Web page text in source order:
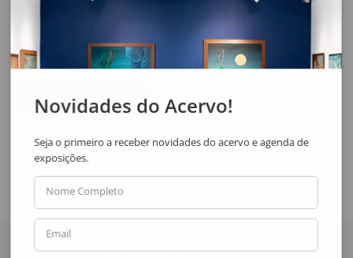
29,5 x 20 cm
Solicite o orçamento da obra clicando no botão abaixo, após
confirmar o pedido de solicitação a resposta será enviada por email.
SOLICITAR VIA WHATSAPP
Compartilhar
Novidades do Acervo!
Seja o primeiro a receber novidades do acervo e agenda de
exposições.
Nome Completo
Email
da Galeria Frente?